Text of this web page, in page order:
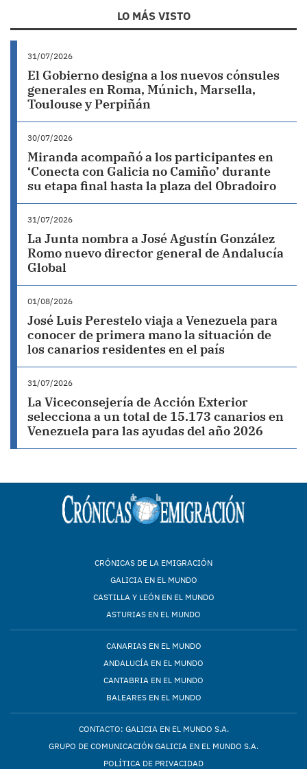
LO MÁS VISTO
31/07/2026
El Gobierno designa a los nuevos cónsules
generales en Roma, Múnich, Marsella,
Toulouse y Perpiñán
30/07/2026
Miranda acompañó a los participantes en
‘Conecta con Galicia no Camiño’ durante
su etapa final hasta la plaza del Obradoiro
31/07/2026
La Junta nombra a José Agustín González
Romo nuevo director general de Andalucía
Global
01/08/2026
José Luis Perestelo viaja a Venezuela para
conocer de primera mano la situación de
los canarios residentes en el país
31/07/2026
La Viceconsejería de Acción Exterior
selecciona a un total de 15.173 canarios en
Venezuela para las ayudas del año 2026
CRÓNICAS DE LA EMIGRACIÓN
GALICIA EN EL MUNDO
CASTILLA Y LEÓN EN EL MUNDO
ASTURIAS EN EL MUNDO
CANARIAS EN EL MUNDO
ANDALUCÍA EN EL MUNDO
CANTABRIA EN EL MUNDO
BALEARES EN EL MUNDO
CONTACTO: GALICIA EN EL MUNDO S.A.
GRUPO DE COMUNICACIÓN GALICIA EN EL MUNDO S.A.
POLÍTICA DE PRIVACIDAD